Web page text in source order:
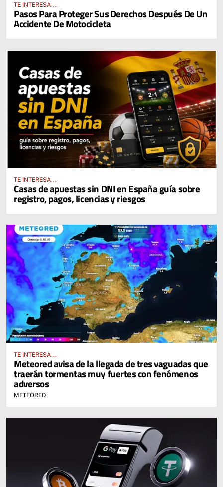
TE INTERESA...
Pasos Para Proteger Sus Derechos Después De Un
Accidente De Motocicleta
TE INTERESA...
Casas de apuestas sin DNI en España guía sobre
registro, pagos, licencias y riesgos
TE INTERESA...
Meteored avisa de la llegada de tres vaguadas que
traerán tormentas muy fuertes con fenómenos
adversos
METEORED